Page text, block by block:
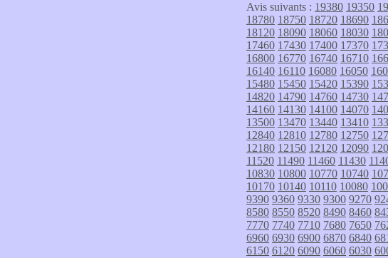
Avis suivants : 19380 19350
18780 18750 18720 18690
18120 18090 18060 18030
17460 17430 17400 17370
16800 16770 16740 16710
16140 16110 16080 16050
15480 15450 15420 15390
14820 14790 14760 14730
14160 14130 14100 14070
13500 13470 13440 13410
12840 12810 12780 12750
12180 12150 12120 12090
11520 11490 11460 11430
10830 10800 10770 10740
10170 10140 10110 10080
9390 9360 9330 9300 9270
8580 8550 8520 8490 8460
7770 7740 7710 7680 7650
6960 6930 6900 6870 6840
6150 6120 6090 6060 6030